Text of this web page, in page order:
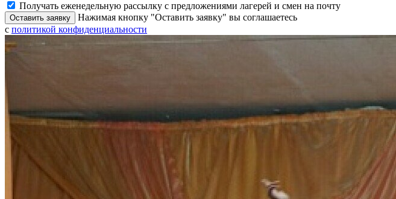
Получать еженедельную рассылку с предложениями лагерей и смен на почту
Оставить заявку
Нажимая кнопку "Оставить заявку" вы соглашаетесь
с политикой конфиденциальности